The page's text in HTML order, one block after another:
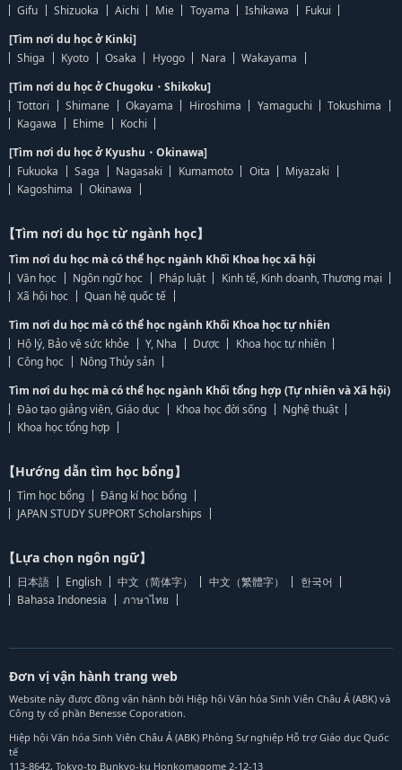
Gifu
Shizuoka Aichi Mie Toyama Ishikawa
Fukui
[Tìm nơi du học ở Kinki]
Shiga
Kyoto Osaka Hyogo Nara
Wakayama
[Tìm nơi du học ở Chugoku・Shikoku]
Tottori
Shimane Okayama Hiroshima Yamaguchi
Tokushima
Kagawa
Ehime
Kochi
[Tìm nơi du học ở Kyushu・Okinawa]
Fukuoka
Saga Nagasaki Kumamoto Oita
Miyazaki
Kagoshima
Okinawa
【Tìm nơi du học từ ngành học】
Tìm nơi du học mà có thể học ngành Khối Khoa học xã hội
Văn học
Ngôn ngữ học Pháp luật
Kinh tế, Kinh doanh, Thương mại
Xã hội học
Quan hệ quốc tế
Tìm nơi du học mà có thể học ngành Khối Khoa học tự nhiên
Hộ lý, Bảo vệ sức khỏe
Y, Nha Dược
Khoa học tự nhiên
Công học
Nông Thủy sản
Tìm nơi du học mà có thể học ngành Khối tổng hợp (Tự nhiên và Xã hội)
Đào tạo giảng viên, Giáo dục
Khoa học đời sống
Nghệ thuật
Khoa học tổng hợp
【Hướng dẫn tìm học bổng】
Tìm học bổng
Đăng kí học bổng
JAPAN STUDY SUPPORT Scholarships
【Lựa chọn ngôn ngữ】
日本語 English 中文（简体字） 中文（繁體字）
한국어
Bahasa Indonesia
ภาษาไทย
Đơn vị vận hành trang web
Website này được đồng vận hành bởi Hiệp hội Văn hóa Sinh Viên Châu Á (ABK) và
Công ty cổ phần Benesse Coporation.
Hiệp hội Văn hóa Sinh Viên Châu Á (ABK) Phòng Sự nghiệp Hỗ trợ Giáo dục Quốc
tế
113-8642, Tokyo-to Bunkyo-ku Honkomagome 2-12-13